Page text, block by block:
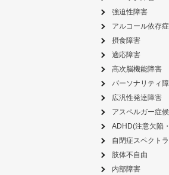
強迫性障害
アルコール依存症
摂食障害
適応障害
高次脳機能障害
パーソナリティ
広汎性発達障害
アスペルガー症
ADHD(注意欠陥
自閉症スペクト
肢体不自由
内部障害